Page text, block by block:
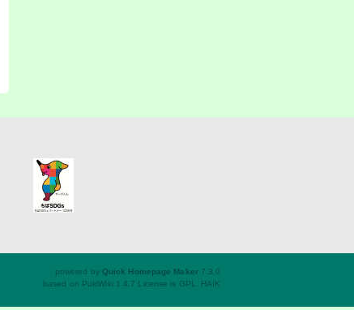
powered by Quick Homepage Maker7.3.0
based on PukiWiki 1.4.7 License is GPL. HAIK